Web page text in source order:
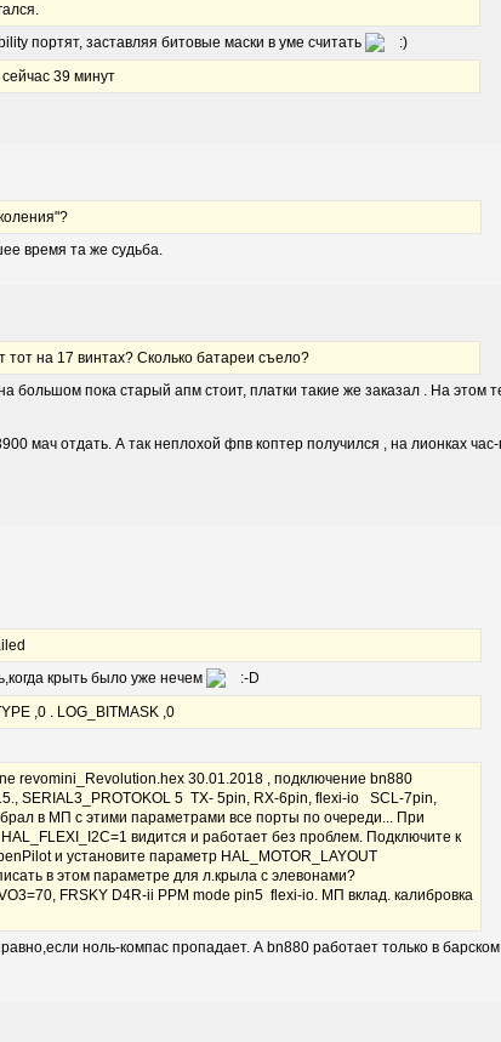
портят, заставляя битовые маски в уме считать
39 минут
время та же судьба.
тот на 17 винтах? Сколько батареи съело?
большом пока старый апм стоит, платки такие же заказал . На этом
мач отдать. А так неплохой фпв коптер получился , на лионках
крыть было уже нечем
,0 . LOG_BITMASK ,0
revomini_Revolution.hex 30.01.2018 , подключение bn880
SERIAL3_PROTOKOL 5 TX- 5pin, RX-6pin, flexi-io SCL-7pin,
в МП с этими параметрами все порты по очереди... При
видится и работает без проблем. Подключите к
и установите параметр HAL_MOTOR_LAYOUT
в этом параметре для л.крыла с элевонами?
FRSKY D4R-ii PPM mode pin5 flexi-io. МП вклад. калибровка
ноль-компас пропадает. А bn880 работает только в